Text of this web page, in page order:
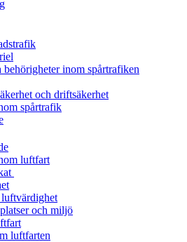
inom spårtrafiken
och driftsäkerhet
spårtrafik
luftfart
och miljö
luftfarten